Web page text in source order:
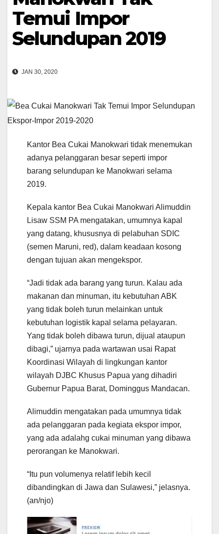
Temui Impor
Selundupan 2019
JAN 30, 2020
Kantor Bea Cukai Manokwari tidak menemukan
adanya pelanggaran besar seperti impor
barang selundupan ke Manokwari selama
2019.
Kepala kantor Bea Cukai Manokwari Alimuddin
Lisaw SSM PA mengatakan, umumnya kapal
yang datang, khususnya di pelabuhan SDIC
(semen Maruni, red), dalam keadaan kosong
dengan tujuan akan mengekspor.
“Jadi tidak ada barang yang turun. Kalau ada
makanan dan minuman, itu kebutuhan ABK
yang tidak boleh turun melainkan untuk
kebutuhan logistik kapal selama pelayaran.
Yang tidak boleh dibawa turun, dijual ataupun
dibagi,” ujarnya pada wartawan usai Rapat
Koordinasi Wilayah di lingkungan kantor
wilayah DJBC Khusus Papua yang dihadiri
Gubernur Papua Barat, Dominggus Mandacan.
Alimuddin mengatakan pada umumnya tidak
ada pelanggaran pada kegiata ekspor impor,
yang ada adalahg cukai minuman yang dibawa
perorangan ke Manokwari.
“Itu pun volumenya relatif lebih kecil
dibandingkan di Jawa dan Sulawesi,” jelasnya.
(an/njo)